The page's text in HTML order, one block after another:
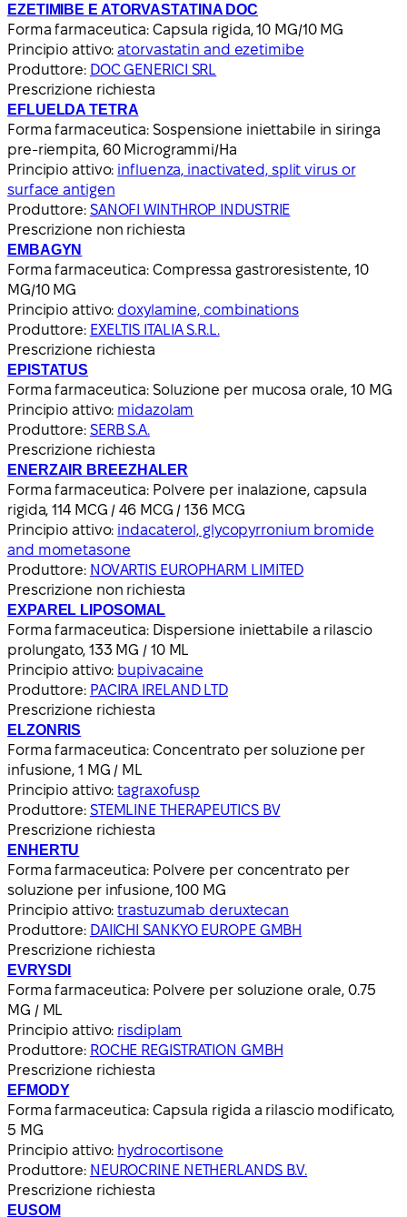
EZETIMIBE E ATORVASTATINA DOC
Forma farmaceutica: Capsula rigida, 10 MG/10 MG
Principio attivo:atorvastatin and ezetimibe
Produttore: DOC GENERICI SRL
Prescrizione richiesta
EFLUELDA TETRA
Forma farmaceutica: Sospensione iniettabile in siringa
pre-riempita, 60 Microgrammi/Ha
Principio attivo: influenza, inactivated, split virus or
surface antigen
Produttore: SANOFI WINTHROP INDUSTRIE
Prescrizione non richiesta
EMBAGYN
Forma farmaceutica: Compressa gastroresistente, 10
MG/10 MG
Principio attivo: doxylamine, combinations
Produttore: EXELTIS ITALIA S.R.L.
Prescrizione richiesta
EPISTATUS
Forma farmaceutica: Soluzione per mucosa orale, 10 MG
Principio attivo: midazolam
Produttore: SERB S.A.
Prescrizione richiesta
ENERZAIR BREEZHALER
Forma farmaceutica: Polvere per inalazione, capsula
rigida, 114 MCG / 46 MCG / 136 MCG
Principio attivo: indacaterol, glycopyrronium bromide
and mometasone
Produttore: NOVARTIS EUROPHARM LIMITED
Prescrizione non richiesta
EXPAREL LIPOSOMAL
Forma farmaceutica: Dispersione iniettabile a rilascio
prolungato, 133 MG / 10 ML
Principio attivo: bupivacaine
Produttore: PACIRA IRELAND LTD
Prescrizione richiesta
ELZONRIS
Forma farmaceutica: Concentrato per soluzione per
infusione, 1 MG / ML
Principio attivo:tagraxofusp
Produttore: STEMLINE THERAPEUTICS BV
Prescrizione richiesta
ENHERTU
Forma farmaceutica: Polvere per concentrato per
soluzione per infusione, 100 MG
Principio attivo:trastuzumab deruxtecan
Produttore: DAIICHI SANKYO EUROPE GMBH
Prescrizione richiesta
EVRYSDI
Forma farmaceutica: Polvere per soluzione orale, 0.75
MG / ML
Principio attivo: risdiplam
Produttore: ROCHE REGISTRATION GMBH
Prescrizione richiesta
EFMODY
Forma farmaceutica: Capsula rigida a rilascio modificato,
5 MG
Principio attivo: hydrocortisone
Produttore: NEUROCRINE NETHERLANDS B.V.
Prescrizione richiesta
EUSOM